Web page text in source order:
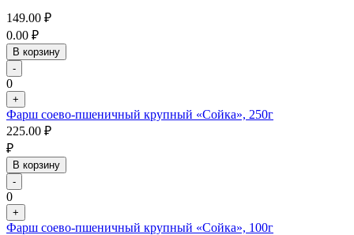
149.00 ₽
0.00 ₽
В корзину
-
0
+
Фарш соево-пшеничный крупный «Сойка», 250г
225.00 ₽
₽
В корзину
-
0
+
Фарш соево-пшеничный крупный «Сойка», 100г